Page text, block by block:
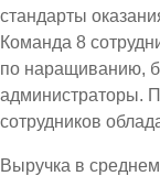
стандарты
Команда 8
по наращиванию,
администраторы.
сотрудников
Выручка в